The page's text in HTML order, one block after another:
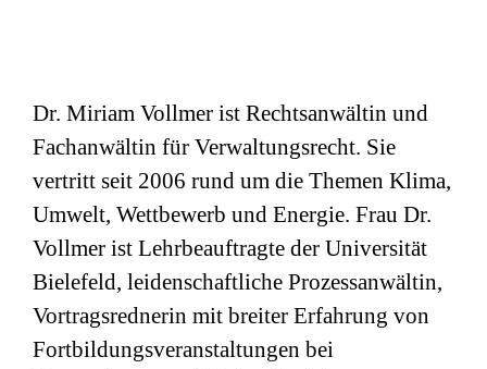
Dr. Miriam Vollmer ist Rechtsanwältin und
Fachanwältin für Verwaltungsrecht. Sie
vertritt seit 2006 rund um die Themen Klima,
Umwelt, Wettbewerb und Energie. Frau Dr.
Vollmer ist Lehrbeauftragte der Universität
Bielefeld, leidenschaftliche Prozessanwältin,
Vortragsrednerin mit breiter Erfahrung von
Fortbildungsveranstaltungen bei